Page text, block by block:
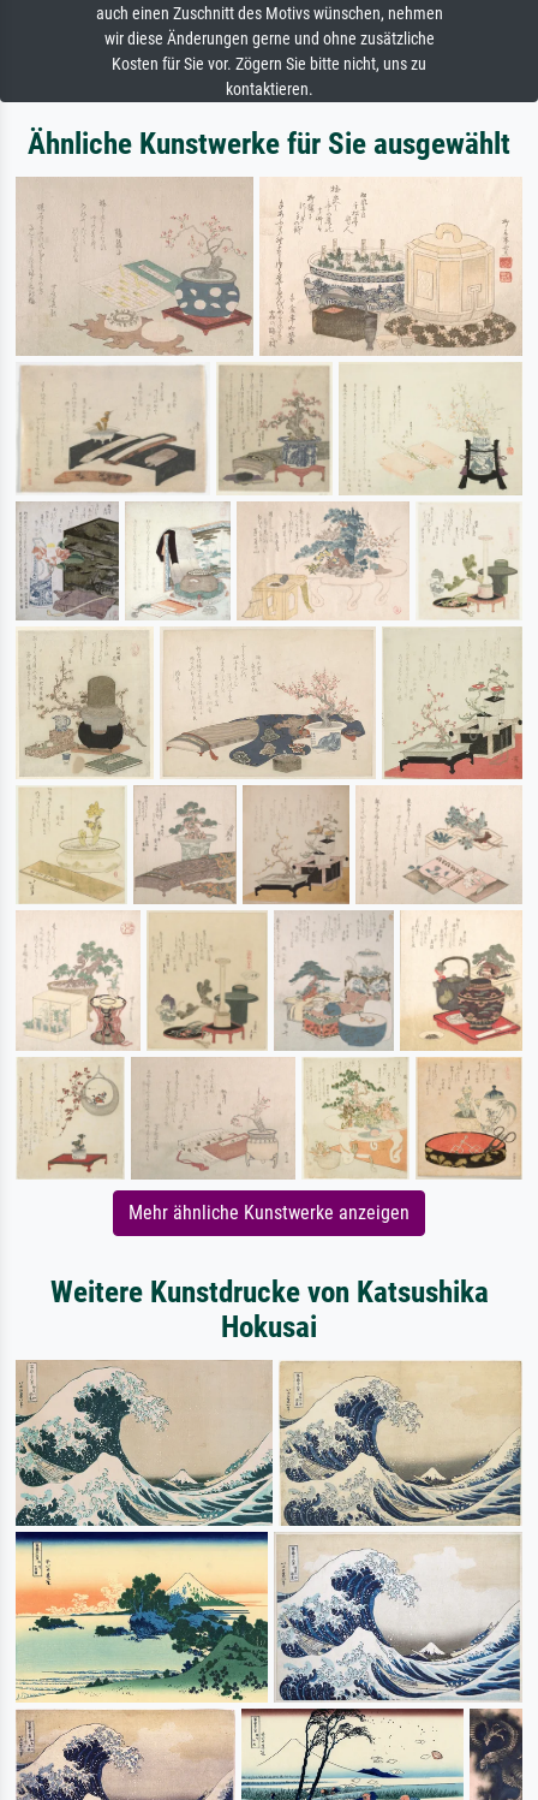
auch einen Zuschnitt des Motivs wünschen, nehmen
wir diese Änderungen gerne und ohne zusätzliche
Kosten für Sie vor. Zögern Sie bitte nicht, uns zu
kontaktieren.
Ähnliche Kunstwerke für Sie ausgewählt
Mehr ähnliche Kunstwerke anzeigen
Weitere Kunstdrucke von Katsushika
Hokusai